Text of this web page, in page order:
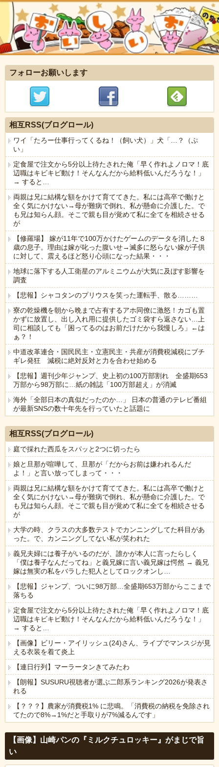
フォローお願いします
相互RSS(ブログロール)
ワイ「たろー仕事行ってくるね！（飼い犬）」犬「…？（ぷ
い」
定食屋で注文から5分以上待たされた俺「早く作れよノロマ！底
辺職はキビキビ動け！そんなんだから給料低いんだろうな！」
→ すると…
両親は兄に結構な額をかけて育ててきた。私には高卒で働けと
全く気にかけない→母が難病で倒れ、私が懸命に介護した。で
も兄は知らん顔。そこで親も目が覚めて私に全てを相続させる
が
【修羅場】 嫁が11年で100万かけたゲームのデータを消した８
歳の息子。理由は嫁が叱った腹いせ→滅多に怒らない嫁が子供
に対して、震えるほど怒り心頭になった結果・・・
地球に落下する人工衛星のアルミニウムが大気に及ぼす影響を
調査
【悲報】シャコタンのプリウスを笑った運転手、散る………
寮の乾燥機を朝から晩まで占有するアホ同僚に激怒！カゴも置
かずに放置し、出し入れ用に提供したゴミ袋すら返さない…上
司に相談しても「困ってるのはお前だけだから我慢しろ」←は
ぁ？！
中道改革連合・国民民主・立憲民主・共産が消費税減税にブチ
ギレ発狂 減税に絶対反対と力を合わせ始める
【悲報】週刊少年ジャンプ、史上初の100万部割れ 全盛期653
万部から98万部に…紙の雑誌「100万部超え」が消滅
海外「全部日本の真似だったのか…」 日本の普通のテレビ番組
が最新SNSの数十年先を行っていたと話題に
相互RSS(ブログロール)
庭で採れた西瓜をスパッと2つに切ったら
娘と旦那が喧嘩して、旦那が「だからお前は嫌われるんだ
よ！」と言い放ってしまって・・・
両親は兄に結構な額をかけて育ててきた。私には高卒で働けと
全く気にかけない→母が難病で倒れ、私が懸命に介護した。で
も兄は知らん顔。そこで親も目が覚めて私に全てを相続させる
が
大学の時、クラスの大多数テストでカンニングしてた科目があ
った。で、カンニングしてない私が笑われた
義兄夫婦には養子がいるのだが、誰かが本人に言ったらしく
「僕は養子なんだってね」と義兄嫁に言い義兄嫁は愕然 → 義兄
嫁は無実の私をバラした犯人としてロックオンし…
【悲報】ジャンプ、ついに98万部…全盛期653万部からここまで
落ちる
定食屋で注文から5分以上待たされた俺「早く作れよノロマ！底
辺職はキビキビ動け！そんなんだから給料低いんだろうな！」
→ すると…
【画像】ビリー・アイリッシュ(24)さん、ライブでマンスジが見
える衣装を着て炎上
【連日行列】マーラータンきてみたわ
【朗報】SUSURU視聴者が選ぶ二郎系ランキング2026が発表さ
れる
【？？？】農家が消費税1% に悲鳴。「消費税の納税を免除され
てたので8%→1%だと手取りが7%減るんです」
【画像】山崎パンの『ミルクチュロッキー』がまじで旨
い